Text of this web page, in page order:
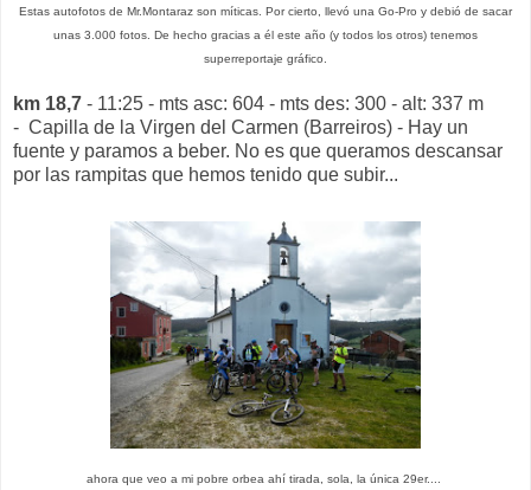
Estas autofotos de Mr.Montaraz son míticas. Por cierto, llevó una Go-Pro y debió de sacar
unas 3.000 fotos. De hecho gracias a él este año (y todos los otros) tenemos
superreportaje gráfico.
km 18,7 - 11:25 - mts asc: 604 - mts des: 300 - alt: 337 m
- Capilla de la Virgen del Carmen (Barreiros) - Hay un
fuente y paramos a beber. No es que queramos descansar
por las rampitas que hemos tenido que subir...
ahora que veo a mi pobre orbea ahí tirada, sola, la única 29er....